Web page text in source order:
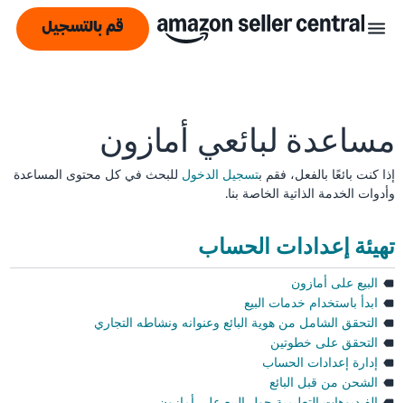
قم بالتسجيل
مساعدة لبائعي أمازون
إذا كنت بائعًا بالفعل، فقم بتسجيل الدخول للبحث في كل محتوى المساعدة
وأدوات الخدمة الذاتية الخاصة بنا.
تهيئة إعدادات الحساب
البيع على أمازون
ابدأ باستخدام خدمات البيع
التحقق الشامل من هوية البائع وعنوانه ونشاطه التجاري
التحقق على خطوتين
إدارة إعدادات الحساب
الشحن من قبل البائع